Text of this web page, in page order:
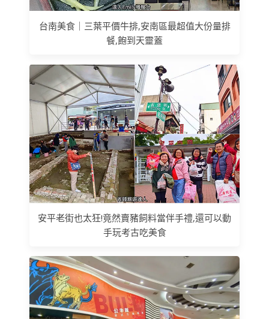
台南美食｜三葉平價牛排,安南區最超值大份量排
餐,飽到天靈蓋
安平老街也太狂!竟然賣豬飼料當伴手禮,還可以動
手玩考古吃美食